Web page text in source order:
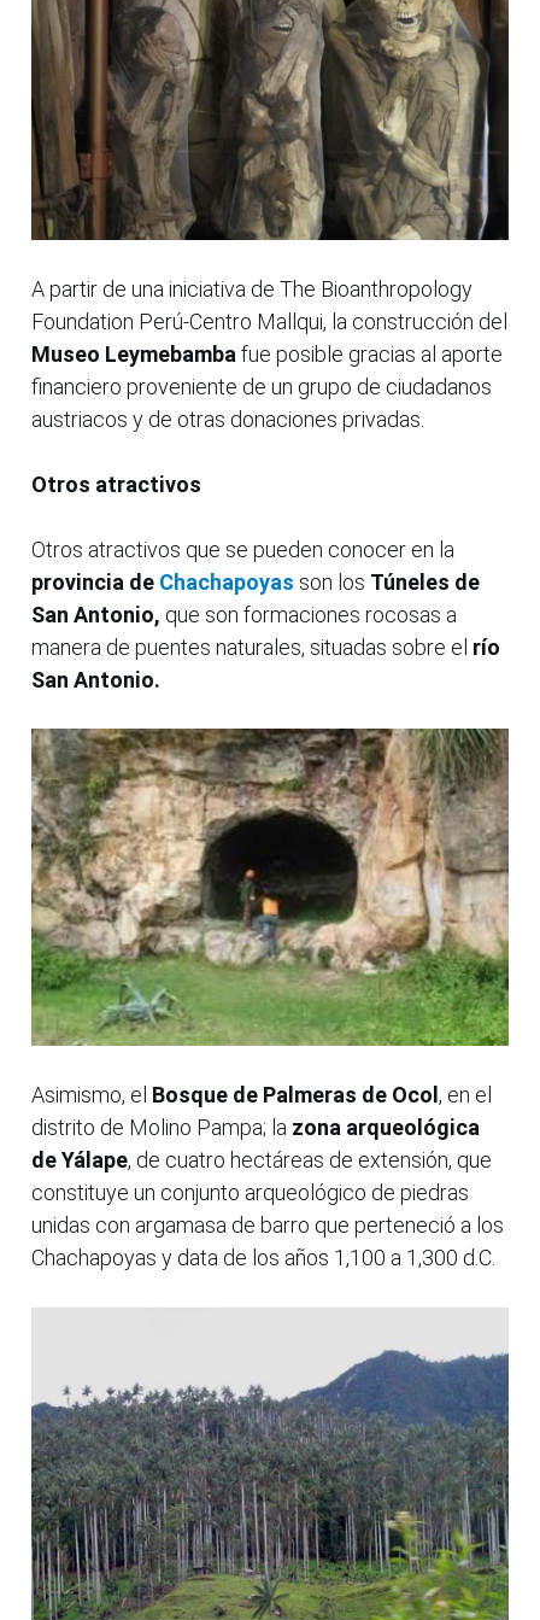
A partir de una iniciativa de The Bioanthropology
Foundation Perú-Centro Mallqui, la construcción del
Museo Leymebamba fue posible gracias al aporte
financiero proveniente de un grupo de ciudadanos
austriacos y de otras donaciones privadas.
Otros atractivos
Otros atractivos que se pueden conocer en la
provincia de Chachapoyas son los Túneles de
San Antonio, que son formaciones rocosas a
manera de puentes naturales, situadas sobre el río
San Antonio.
Asimismo, el Bosque de Palmeras de Ocol, en el
distrito de Molino Pampa; la zona arqueológica
de Yálape, de cuatro hectáreas de extensión, que
constituye un conjunto arqueológico de piedras
unidas con argamasa de barro que perteneció a los
Chachapoyas y data de los años 1,100 a 1,300 d.C.